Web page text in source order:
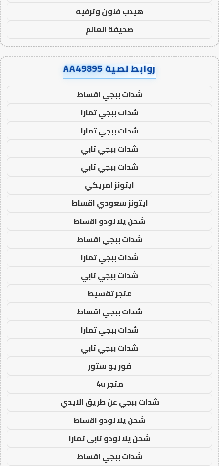
هيدب فنون وترفيه
صحيفة العالم
روابط نصية AA49895
شدات ببجي اقساط
شدات ببجي تمارا
شدات ببجي تمارا
شدات ببجي تابي
شدات ببجي تابي
ايتونز امريكي
ايتونز سعودي اقساط
شحن يلا لودو اقساط
شدات ببجي اقساط
شدات ببجي تمارا
شدات ببجي تابي
متجر تقسيط
شدات ببجي اقساط
شدات ببجي تمارا
شدات ببجي تابي
فور يو ستور
متجر 4u
شدات ببجي عن طريق الايدي
شحن يلا لودو اقساط
شحن يلا لودو تابي تمارا
شدات ببجي اقساط